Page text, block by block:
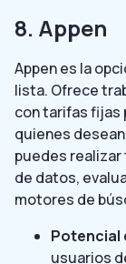
8. Appen
Appen es la
lista. Ofrece
con tarifas fijas
quienes
puedes
de datos,
motores de
Potencial
usuarios